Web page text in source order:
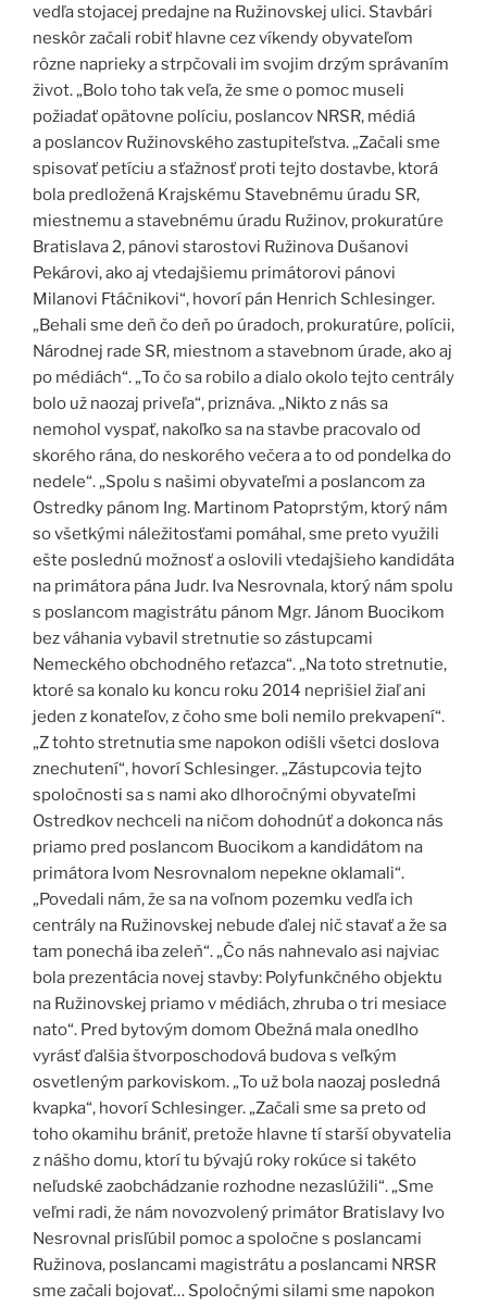
vedľa stojacej predajne na Ružinovskej ulici. Stavbári
neskôr začali robiť hlavne cez víkendy obyvateľom
rôzne naprieky a strpčovali im svojim drzým správaním
život. „Bolo toho tak veľa, že sme o pomoc museli
požiadať opätovne políciu, poslancov NRSR, médiá
a poslancov Ružinovského zastupiteľstva. „Začali sme
spisovať petíciu a sťažnosť proti tejto dostavbe, ktorá
bola predložená Krajskému Stavebnému úradu SR,
miestnemu a stavebnému úradu Ružinov, prokuratúre
Bratislava 2, pánovi starostovi Ružinova Dušanovi
Pekárovi, ako aj vtedajšiemu primátorovi pánovi
Milanovi Ftáčnikovi“, hovorí pán Henrich Schlesinger.
„Behali sme deň čo deň po úradoch, prokuratúre, polícii,
Národnej rade SR, miestnom a stavebnom úrade, ako aj
po médiách“. „To čo sa robilo a dialo okolo tejto centrály
bolo už naozaj priveľa“, priznáva. „Nikto z nás sa
nemohol vyspať, nakoľko sa na stavbe pracovalo od
skorého rána, do neskorého večera a to od pondelka do
nedele“. „Spolu s našimi obyvateľmi a poslancom za
Ostredky pánom Ing. Martinom Patoprstým, ktorý nám
so všetkými náležitosťami pomáhal, sme preto využili
ešte poslednú možnosť a oslovili vtedajšieho kandidáta
na primátora pána Judr. Iva Nesrovnala, ktorý nám spolu
s poslancom magistrátu pánom Mgr. Jánom Buocikom
bez váhania vybavil stretnutie so zástupcami
Nemeckého obchodného reťazca“. „Na toto stretnutie,
ktoré sa konalo ku koncu roku 2014 neprišiel žiaľ ani
jeden z konateľov, z čoho sme boli nemilo prekvapení“.
„Z tohto stretnutia sme napokon odišli všetci doslova
znechutení“, hovorí Schlesinger. „Zástupcovia tejto
spoločnosti sa s nami ako dlhoročnými obyvateľmi
Ostredkov nechceli na ničom dohodnúť a dokonca nás
priamo pred poslancom Buocikom a kandidátom na
primátora Ivom Nesrovnalom nepekne oklamali“.
„Povedali nám, že sa na voľnom pozemku vedľa ich
centrály na Ružinovskej nebude ďalej nič stavať a že sa
tam ponechá iba zeleň“. „Čo nás nahnevalo asi najviac
bola prezentácia novej stavby: Polyfunkčného objektu
na Ružinovskej priamo v médiách, zhruba o tri mesiace
nato“. Pred bytovým domom Obežná mala onedlho
vyrásť ďalšia štvorposchodová budova s veľkým
osvetleným parkoviskom. „To už bola naozaj posledná
kvapka“, hovorí Schlesinger. „Začali sme sa preto od
toho okamihu brániť, pretože hlavne tí starší obyvatelia
z nášho domu, ktorí tu bývajú roky rokúce si takéto
neľudské zaobchádzanie rozhodne nezaslúžili“. „Sme
veľmi radi, že nám novozvolený primátor Bratislavy Ivo
Nesrovnal prisľúbil pomoc a spoločne s poslancami
Ružinova, poslancami magistrátu a poslancami NRSR
sme začali bojovať… Spoločnými silami sme napokon